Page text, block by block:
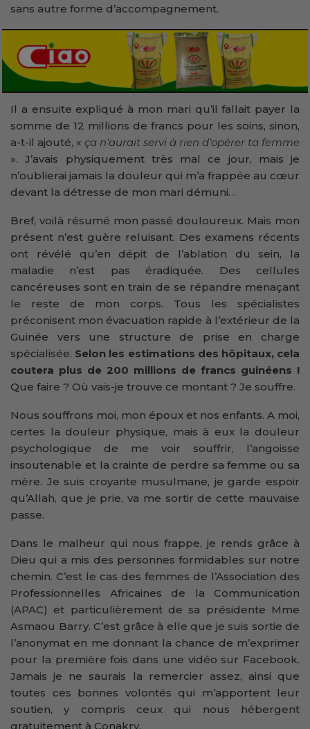
sans autre forme d’accompagnement.
Il a ensuite expliqué à mon mari qu’il fallait payer la
somme de 12 millions de francs pour les soins, sinon,
a-t-il ajouté, « ça n’aurait servi à rien d’opérer ta femme
». J’avais physiquement très mal ce jour, mais je
n’oublierai jamais la douleur qui m’a frappée au cœur
devant la détresse de mon mari démuni…
Bref, voilà résumé mon passé douloureux. Mais mon
présent n’est guère reluisant. Des examens récents
ont révélé qu’en dépit de l’ablation du sein, la
maladie n’est pas éradiquée. Des cellules
cancéreuses sont en train de se répandre menaçant
le reste de mon corps. Tous les spécialistes
préconisent mon évacuation rapide à l’extérieur de la
Guinée vers une structure de prise en charge
spécialisée. Selon les estimations des hôpitaux, cela
coutera plus de 200 millions de francs guinéens !
Que faire ? Où vais-je trouve ce montant ? Je souffre.
Nous souffrons moi, mon époux et nos enfants. A moi,
certes la douleur physique, mais à eux la douleur
psychologique de me voir souffrir, l’angoisse
insoutenable et la crainte de perdre sa femme ou sa
mère. Je suis croyante musulmane, je garde espoir
qu’Allah, que je prie, va me sortir de cette mauvaise
passe.
Dans le malheur qui nous frappe, je rends grâce à
Dieu qui a mis des personnes formidables sur notre
chemin. C’est le cas des femmes de l’Association des
Professionnelles Africaines de la Communication
(APAC) et particulièrement de sa présidente Mme
Asmaou Barry. C’est grâce à elle que je suis sortie de
l’anonymat en me donnant la chance de m’exprimer
pour la première fois dans une vidéo sur Facebook.
Jamais je ne saurais la remercier assez, ainsi que
toutes ces bonnes volontés qui m’apportent leur
soutien, y compris ceux qui nous hébergent
gratuitement à Conakry.